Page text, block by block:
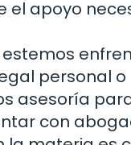
el apoyo
estemos
personal o
asesoría
con